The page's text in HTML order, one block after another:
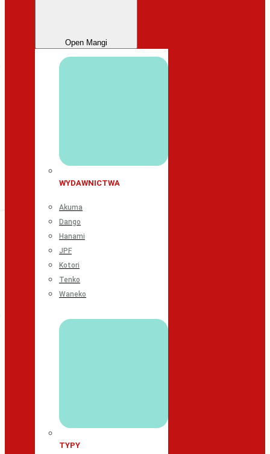
Open Mangi
WYDAWNICTWA
Akuma
Dango
Hanami
JPF
Kotori
Tenko
Waneko
TYPY